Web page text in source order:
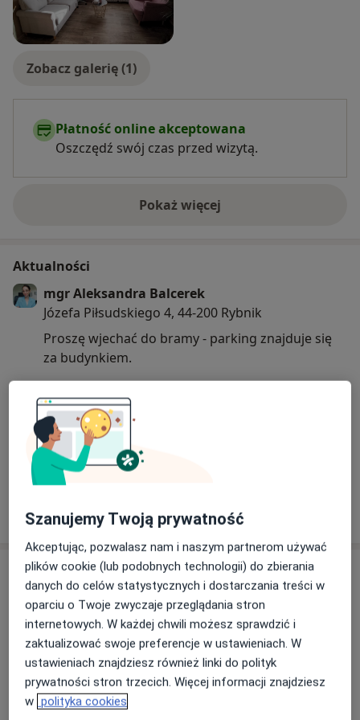
Zobacz galerię (1)
Płatność online akceptowana
Oszczędź swój czas przed wizytą.
Pokaż więcejo doświadczeniu
Aktualności
mgr Aleksandra Balcerek
Józefa Piłsudskiego 4, 44-200 Rybnik
Proszę wjechać do bramy - parking znajduje się
za budynkiem.
28/03/2026
Usługi i ceny
Konsultacja psychologiczna
200 zł Szczegóły Umów wizytę
Konsultacja psychologiczna online
200 zł Szczegóły Umów wizytę
Szanujemy Twoją prywatność
Akceptując, pozwalasz nam i naszym partnerom używać
plików cookie (lub podobnych technologii) do zbierania
danych do celów statystycznych i dostarczania treści w
oparciu o Twoje zwyczaje przeglądania stron
internetowych. W każdej chwili możesz sprawdzić i
zaktualizować swoje preferencje w ustawieniach. W
ustawieniach znajdziesz również linki do polityk
prywatności stron trzecich. Więcej informacji znajdziesz
w polityka cookies